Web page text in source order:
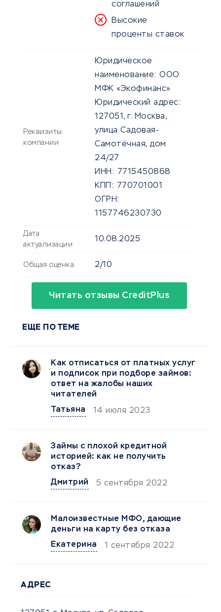
соглашений
Высокие
проценты ставок
Реквизиты
компании
Юридическое
наименование: ООО
МФК «Экофинанс»
Юридический адрес:
127051, г. Москва,
улица Садовая-
Самотёчная, дом
24/27
ИНН:
7715450868
КПП:
770701001
ОГРН:
1157746230730
Дата
актуализации
10.08.2025
Общая оценка 2/10
Читать отзывы CreditPlus
ЕЩЕ ПО ТЕМЕ
Как отписаться от платных услуг
и подписок при подборе займов:
ответ на жалобы наших
читателей
Татьяна
14 июля 2023
Займы с плохой кредитной
историей: как не получить
отказ?
Дмитрий
5 сентября 2022
Малоизвестные МФО, дающие
деньги на карту без отказа
Екатерина
1 сентября 2022
АДРЕС